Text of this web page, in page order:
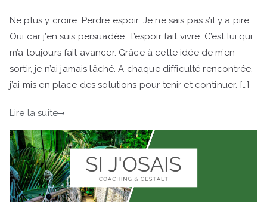
Ne plus y croire. Perdre espoir. Je ne sais pas s’il y a pire.
Oui car j’en suis persuadée : l’espoir fait vivre. C’est lui qui
m’a toujours fait avancer. Grâce à cette idée de m’en
sortir, je n’ai jamais lâché. A chaque difficulté rencontrée,
j’ai mis en place des solutions pour tenir et continuer. […]
Lire la suite